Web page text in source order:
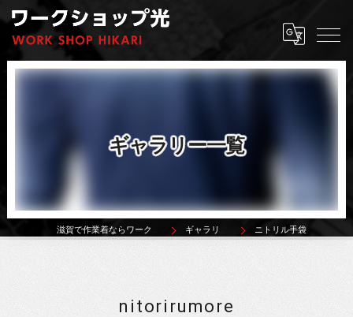
ギャラリー一覧
ギャラリー一覧 ニトリル手袋大口注文
nitorirumore